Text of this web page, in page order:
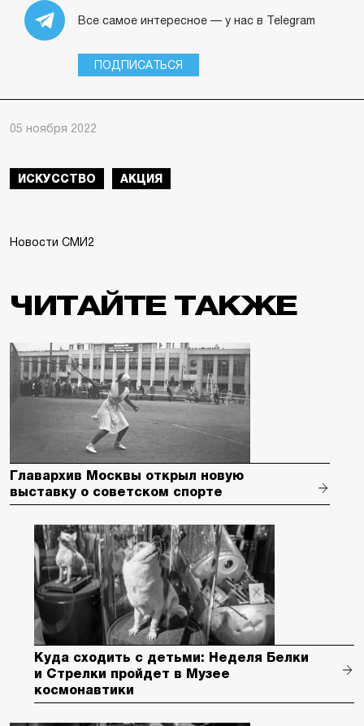
Все самое интересное — у нас в Telegram
ПОДПИСАТЬСЯ
05 ноября 2022
ИСКУССТВО АКЦИЯ
Новости СМИ2
ЧИТАЙТЕ ТАКЖЕ
Главархив Москвы открыл новую
выставку о советском спорте
Куда сходить с детьми: Неделя Белки
и Стрелки пройдет в Музее
космонавтики